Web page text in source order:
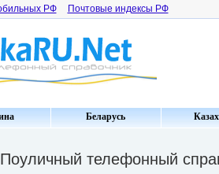
РФ Почтовые индексы РФ
Беларусь
Поуличный телефонный